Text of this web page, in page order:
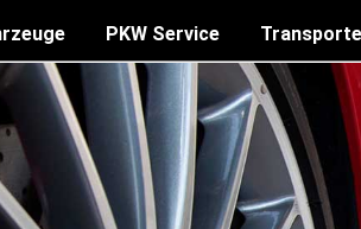
PKW Service